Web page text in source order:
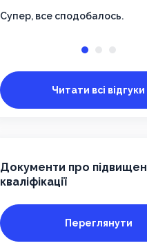
Супер, все сподобалось.
Читати всі відгуки
Документи про
кваліфікації
Переглянути